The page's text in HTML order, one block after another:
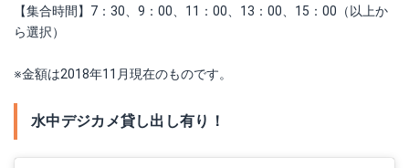
【集合時間】7：30、9：00、11：00、13：00、15：00（以上か
ら選択）
※金額は2018年11月現在のものです。
水中デジカメ貸し出し有り！